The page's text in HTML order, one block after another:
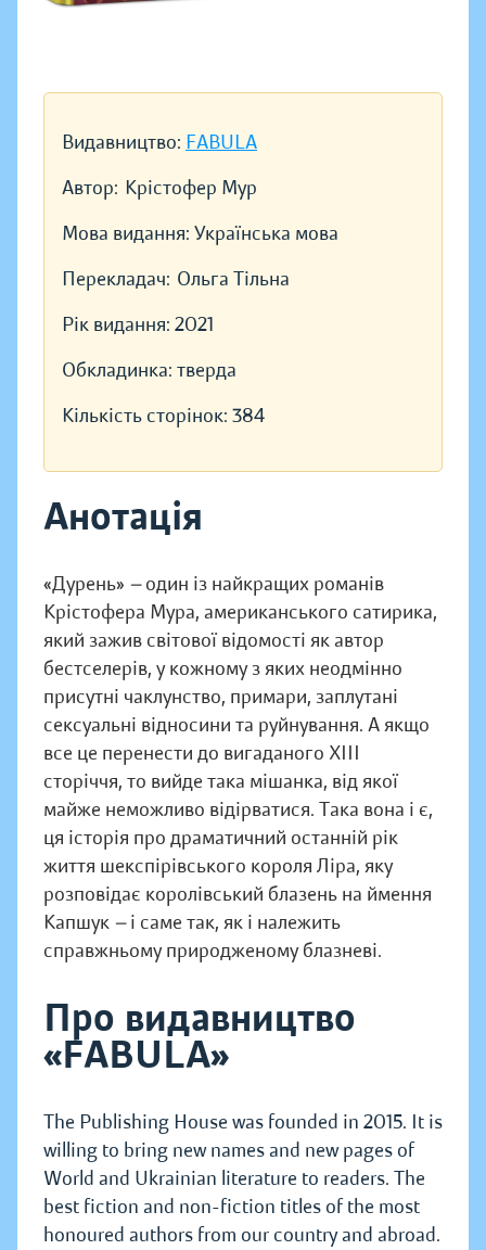
Видавництво: FABULA
Автор: Крістофер Мур
Мова видання: Українська мова
Перекладач: Ольга Тільна
Рік видання: 2021
Обкладинка: тверда
Кількість сторінок: 384
Анотація
«Дурень» —один із найкращих романів
Крістофера Мура, американського сатирика,
який зажив світової відомості як автор
бестселерів, у кожному з яких неодмінно
присутні чаклунство, примари, заплутані
сексуальні відносини та руйнування. А якщо
все це перенести до вигаданого ХІІІ
сторіччя, то вийде така мішанка, від якої
майже неможливо відірватися. Така вона і є,
ця історія про драматичний останній рік
життя шекспірівського короля Ліра, яку
розповідає королівський блазень на ймення
Капшук —і саме так, як і належить
справжньому природженому блазневі.
Про видавництво
«FABULA»
The Publishing House was founded in 2015. It is
willing to bring new names and new pages of
World and Ukrainian literature to readers. The
best fiction and non-fiction titles of the most
honoured authors from our country and abroad.